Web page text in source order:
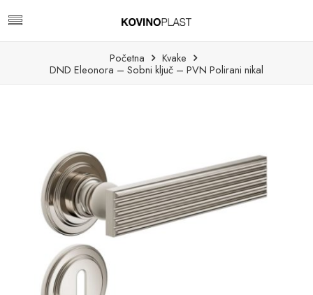
Početna
Kvake
DND Eleonora – Sobni ključ – PVN Polirani nikal